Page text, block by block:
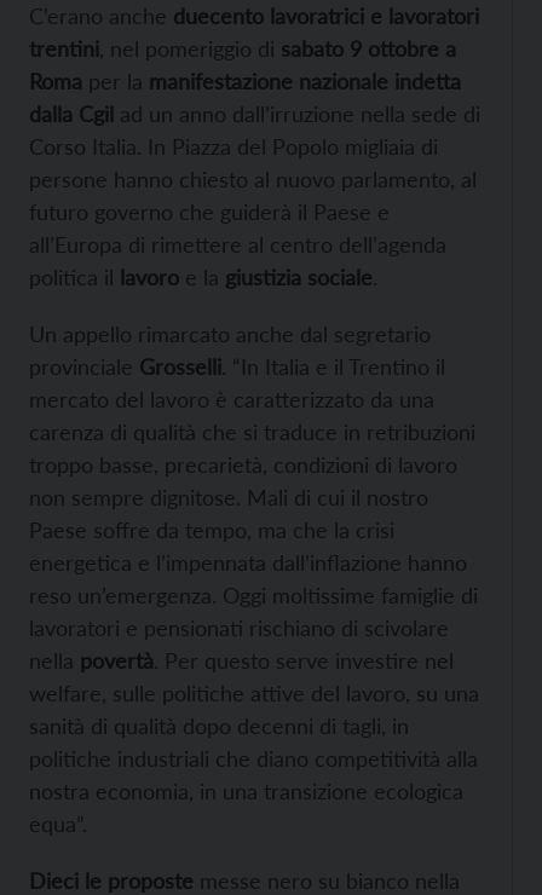
C’erano anche duecento lavoratrici e lavoratori
trentini , nel pomeriggio di sabato 9 ottobre a
Roma per la manifestazione nazionale indetta
dalla Cgil ad un anno dall’irruzione nella sede di
Corso Italia. In Piazza del Popolo migliaia di
persone hanno chiesto al nuovo parlamento, al
futuro governo che guiderà il Paese e
all’Europa di rimettere al centro dell’agenda
politica il lavoro e la giustizia sociale.
Un appello rimarcato anche dal segretario
provinciale Grosselli. “In Italia e il Trentino il
mercato del lavoro è caratterizzato da una
carenza di qualità che si traduce in retribuzioni
troppo basse, precarietà, condizioni di lavoro
non sempre dignitose. Mali di cui il nostro
Paese soffre da tempo, ma che la crisi
energetica e l’impennata dall’inflazione hanno
reso un’emergenza. Oggi moltissime famiglie di
lavoratori e pensionati rischiano di scivolare
nella povertà. Per questo serve investire nel
welfare, sulle politiche attive del lavoro, su una
sanità di qualità dopo decenni di tagli, in
politiche industriali che diano competitività alla
nostra economia, in una transizione ecologica
equa”.
Dieci le proposte messe nero su bianco nella